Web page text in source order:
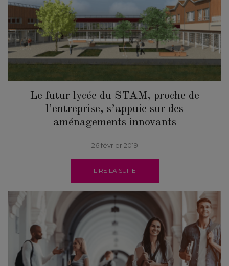
Le futur lycée du STAM, proche de
l’entreprise, s’appuie sur des
aménagements innovants
26 février 2019
LIRE LA SUITE